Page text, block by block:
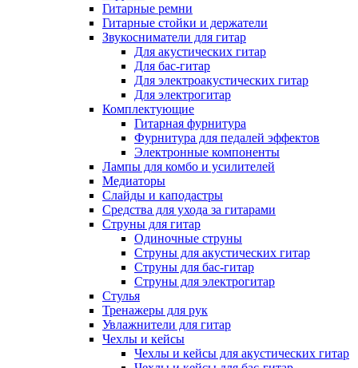
Гитарные ремни
Гитарные стойки и держатели
Звукосниматели для гитар
Для акустических гитар
Для бас-гитар
Для электроакустических гитар
Для электрогитар
Комплектующие
Гитарная фурнитура
Фурнитура для педалей эффектов
Электронные компоненты
Лампы для комбо и усилителей
Медиаторы
Слайды и каподастры
Средства для ухода за гитарами
Струны для гитар
Одиночные струны
Струны для акустических гитар
Струны для бас-гитар
Струны для электрогитар
Стулья
Тренажеры для рук
Увлажнители для гитар
Чехлы и кейсы
Чехлы и кейсы для акустических гитар